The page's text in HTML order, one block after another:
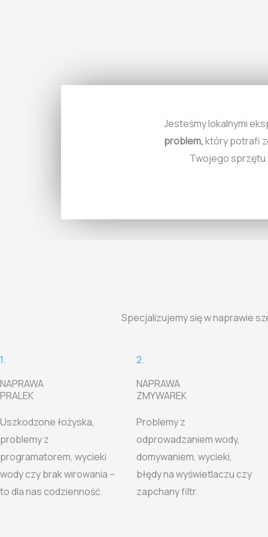
Jesteśmy lokalnymi
problem,który potrafi
Twojego sprzętu
Specjalizujemy się w naprawie
1.
NAPRAWA
PRALEK
Uszkodzone łożyska,
problemy z
programatorem, wycieki
wody czy brak wirowania –
to dla nas codzienność.
2.
NAPRAWA
ZMYWAREK
Problemy z
odprowadzaniem wody,
domywaniem, wycieki,
błędy na wyświetlaczu czy
zapchany filtr.